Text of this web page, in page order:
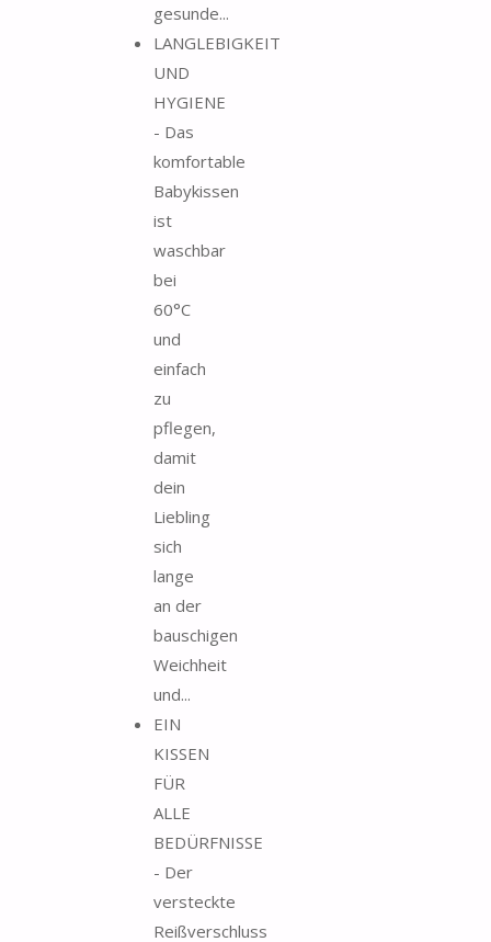
gesunde...
LANGLEBIGKEIT
UND
HYGIENE
- Das
komfortable
Babykissen
ist
waschbar
bei
60°C
und
einfach
zu
pflegen,
damit
dein
Liebling
sich
lange
an der
bauschigen
Weichheit
und...
EIN
KISSEN
FÜR
ALLE
BEDÜRFNISSE
- Der
versteckte
Reißverschluss